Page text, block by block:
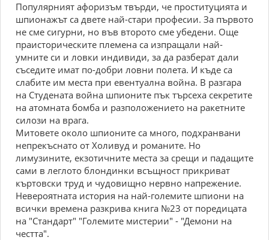
Популярният афоризъм твърди, че проституцията и
шпионажът са двете най-стари професии. За първото
не сме сигурни, но във второто сме убедени. Още
праисторическите племена са изпращали най-
умните си и ловки индивиди, за да разберат дали
съседите имат по-добри ловни полета. И къде са
слабите им места при евентуална война. В разгара
на Студената война шпионите пък търсеха секретите
на атомната бомба и разположението на ракетните
силози на врага.
Митовете около шпионите са много, подхранвани
непрекъснато от Холивуд и романите. Но
лимузините, екзотичните места за срещи и падащите
сами в леглото блондинки всъщност прикриват
къртовски труд и чудовищно нервно напрежение.
Невероятната история на най-големите шпиони на
всички времена разкрива книга №23 от поредицата
на "Стандарт" "Големите мистерии" - "Демони на
честта".